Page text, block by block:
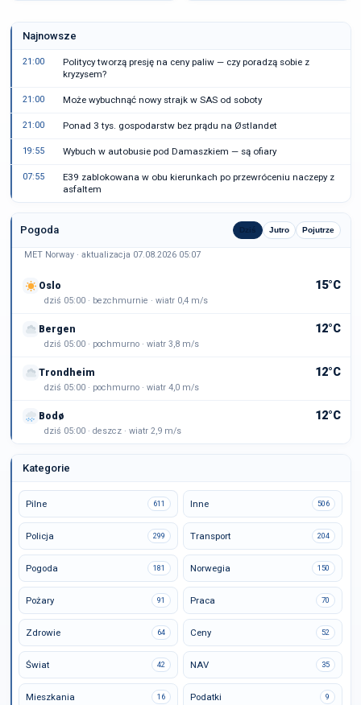
Najnowsze
21:00
Politycy tworzą presję na ceny paliw — czy poradzą sobie z
kryzysem?
21:00 Może wybuchnąć nowy strajk w SAS od soboty
21:00 Ponad 3 tys. gospodarstw bez prądu na Østlandet
19:55 Wybuch w autobusie pod Damaszkiem — są ofiary
07:55
E39 zablokowana w obu kierunkach po przewróceniu naczepy z
asfaltem
Pogoda Dziś Jutro Pojutrze
MET Norway · aktualizacja 07.08.2026 05:07
Oslo 15°C
dziś 05:00 · bezchmurnie · wiatr 0,4 m/s
Bergen 12°C
dziś 05:00 · pochmurno · wiatr 3,8 m/s
Trondheim 12°C
dziś 05:00 · pochmurno · wiatr 4,0 m/s
Bodø 12°C
dziś 05:00 · deszcz · wiatr 2,9 m/s
Kategorie
Pilne 611 Inne 506
Policja 299 Transport 204
Pogoda 181 Norwegia 150
Pożary 91 Praca 70
Zdrowie 64 Ceny 52
Świat 42 NAV 35
Mieszkania 16 Podatki 9